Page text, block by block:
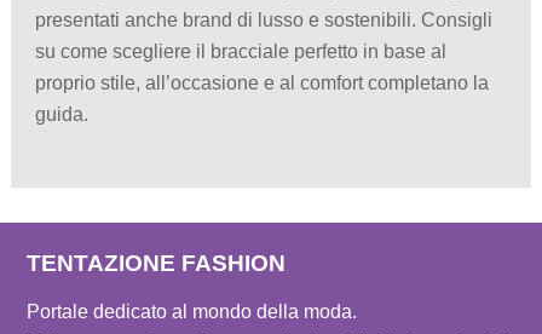
presentati anche brand di lusso e sostenibili. Consigli
su come scegliere il bracciale perfetto in base al
proprio stile, all’occasione e al comfort completano la
guida.
TENTAZIONE FASHION
Portale dedicato al mondo della moda.